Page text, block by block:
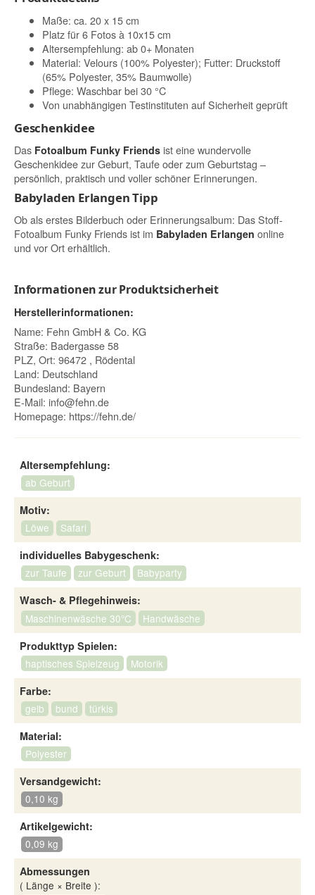
Maße: ca. 20 x 15 cm
Platz für 6 Fotos à 10x15 cm
Altersempfehlung: ab 0+ Monaten
Material: Velours (100% Polyester); Futter: Druckstoff
(65% Polyester, 35% Baumwolle)
Pflege: Waschbar bei 30 °C
Von unabhängigen Testinstituten auf Sicherheit geprüft
Geschenkidee
Das Fotoalbum Funky Friends ist eine wundervolle
Geschenkidee zur Geburt, Taufe oder zum Geburtstag –
persönlich, praktisch und voller schöner Erinnerungen.
Babyladen Erlangen Tipp
Ob als erstes Bilderbuch oder Erinnerungsalbum: Das Stoff-
Fotoalbum Funky Friends ist im Babyladen Erlangen online
und vor Ort erhältlich.
Informationen zur Produktsicherheit
Herstellerinformationen:
Name: Fehn GmbH & Co. KG
Straße: Badergasse 58
PLZ, Ort: 96472 , Rödental
Land: Deutschland
Bundesland: Bayern
E-Mail: info@fehn.de
Homepage: https://fehn.de/
Altersempfehlung:
ab Geburt
Motiv:
Löwe
Safari
individuelles Babygeschenk:
zur Taufe
zur Geburt
Babyparty
Wasch- & Pflegehinweis:
Maschinenwäsche 30°C
Handwäsche
Produkttyp Spielen:
haptisches Spielzeug
Motorik
Farbe:
gelb
bund
türkis
Material:
Polyester
Versandgewicht:
0,10 kg
Artikelgewicht:
0,09 kg
Abmessungen
( Länge × Breite ):